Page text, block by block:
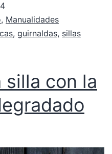
, Manualidades
, guirnaldas, sillas
silla con la